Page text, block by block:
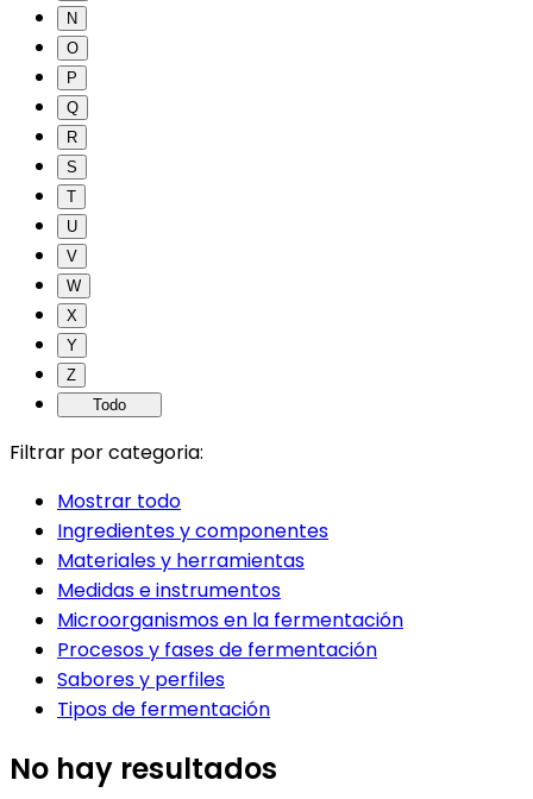
N
O
P
Q
R
S
T
U
V
W
X
Y
Z
Todo
Filtrar por categoria:
Mostrar todo
Ingredientes y componentes
Materiales y herramientas
Medidas e instrumentos
Microorganismos en la fermentación
Procesos y fases de fermentación
Sabores y perfiles
Tipos de fermentación
No hay resultados